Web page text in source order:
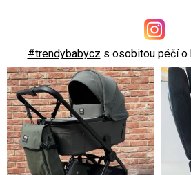
#trendybabycz s osobitou péčí o